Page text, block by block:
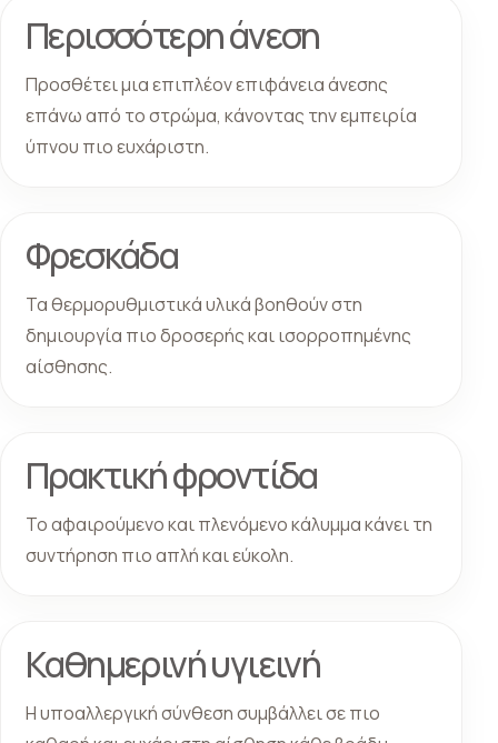
Περισσότερη άνεση
Προσθέτει μια επιπλέον επιφάνεια άνεσης
επάνω από το στρώμα, κάνοντας την εμπειρία
ύπνου πιο ευχάριστη.
Φρεσκάδα
Τα θερμορυθμιστικά υλικά βοηθούν στη
δημιουργία πιο δροσερής και ισορροπημένης
αίσθησης.
Πρακτική φροντίδα
Το αφαιρούμενο και πλενόμενο κάλυμμα κάνει τη
συντήρηση πιο απλή και εύκολη.
Καθημερινή υγιεινή
Η υποαλλεργική σύνθεση συμβάλλει σε πιο